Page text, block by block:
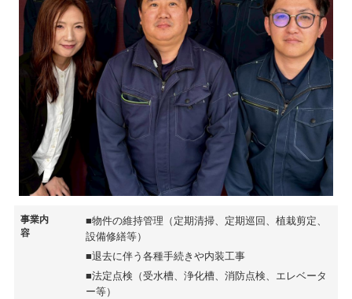
事業内
容
■物件の維持管理（定期清掃、定期巡回、植栽剪定、
設備修繕等）
■退去に伴う各種手続きや内装工事
■法定点検（受水槽、浄化槽、消防点検、エレベータ
ー等）